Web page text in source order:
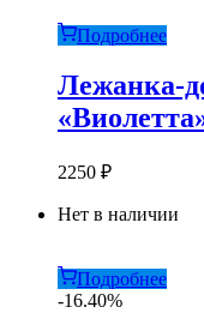
Подробнее
Лежанка-
2250 ₽
Нет в наличии
Подробнее
-16.40%